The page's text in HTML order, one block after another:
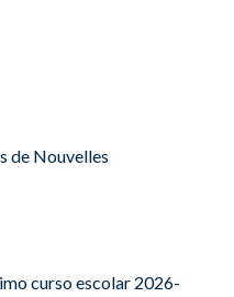
de Nouvelles
curso escolar 2026-